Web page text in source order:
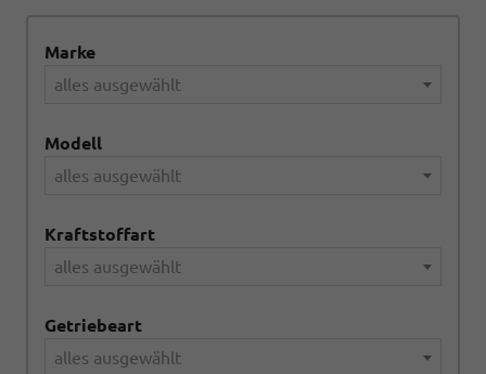
Marke
alles ausgewählt
Modell
alles ausgewählt
Kraftstoffart
alles ausgewählt
Getriebeart
alles ausgewählt